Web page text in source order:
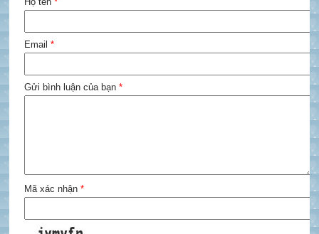
Email *
Gửi bình luận của bạn *
Mã xác nhận *